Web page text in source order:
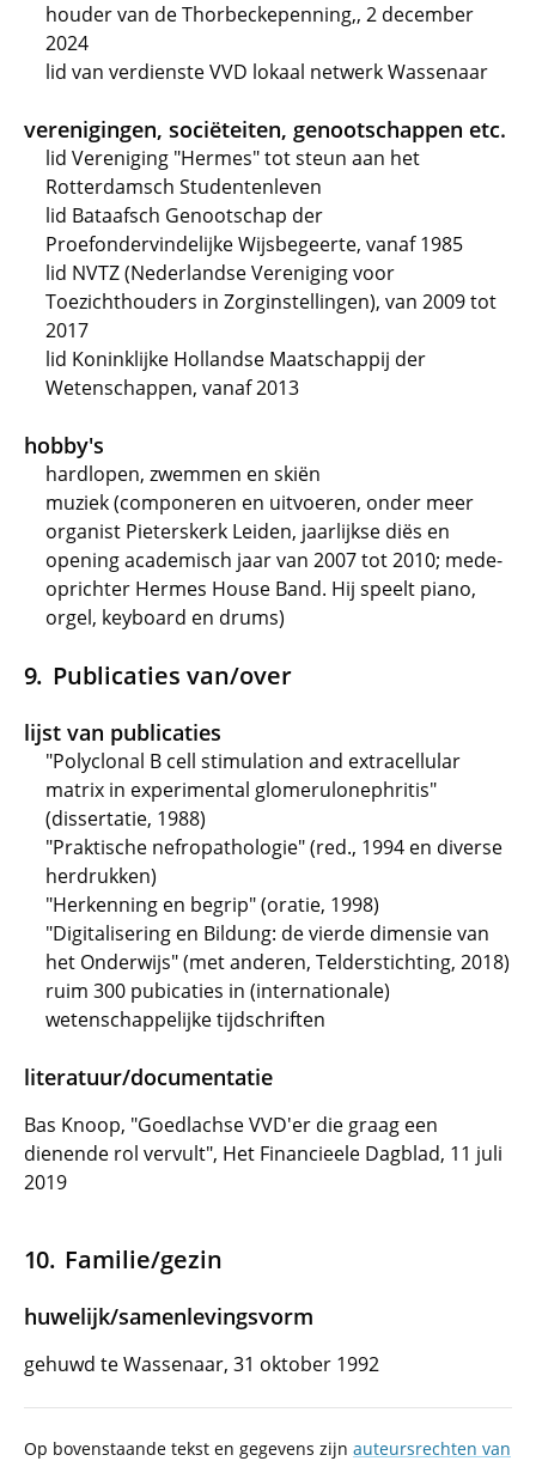
houder van de Thorbeckepenning,, 2 december
2024
lid van verdienste VVD lokaal netwerk Wassenaar
verenigingen, sociëteiten, genootschappen etc.
lid Vereniging "Hermes" tot steun aan het
Rotterdamsch Studentenleven
lid Bataafsch Genootschap der
Proefondervindelijke Wijsbegeerte, vanaf 1985
lid NVTZ (Nederlandse Vereniging voor
Toezichthouders in Zorginstellingen), van 2009 tot
2017
lid Koninklijke Hollandse Maatschappij der
Wetenschappen, vanaf 2013
hobby's
hardlopen, zwemmen en skiën
muziek (componeren en uitvoeren, onder meer
organist Pieterskerk Leiden, jaarlijkse diës en
opening academisch jaar van 2007 tot 2010; mede-
oprichter Hermes House Band. Hij speelt piano,
orgel, keyboard en drums)
Publicaties van/over
lijst van publicaties
"Polyclonal B cell stimulation and extracellular
matrix in experimental glomerulonephritis"
(dissertatie, 1988)
"Praktische nefropathologie" (red., 1994 en diverse
herdrukken)
"Herkenning en begrip" (oratie, 1998)
"Digitalisering en Bildung: de vierde dimensie van
het Onderwijs" (met anderen, Telderstichting, 2018)
ruim 300 pubicaties in (internationale)
wetenschappelijke tijdschriften
literatuur/documentatie
Bas Knoop, "Goedlachse VVD'er die graag een
dienende rol vervult", Het Financieele Dagblad, 11 juli
2019
Familie/gezin
huwelijk/samenlevingsvorm
gehuwd te Wassenaar, 31 oktober 1992
Op bovenstaande tekst en gegevens zijn auteursrechten van